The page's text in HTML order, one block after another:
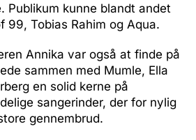
Publikum kunne blandt andet
99, Tobias Rahim og Aqua.
Annika var også at finde på
sammen med Mumle, Ella
en solid kerne på
sangerinder, der for nylig
gennembrud.